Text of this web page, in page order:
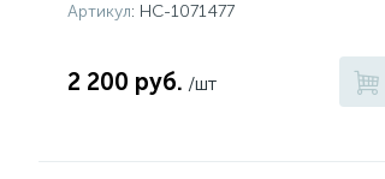
Артикул: НС-1071477
2 200 руб. /шт